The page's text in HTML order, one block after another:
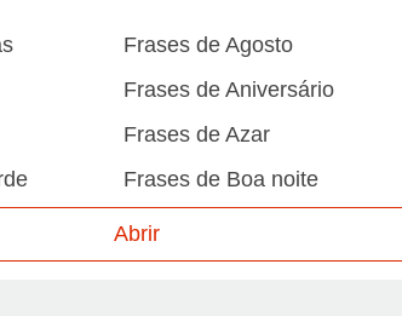
Frases de Agosto
Frases de Aniversário
Frases de Azar
Frases de Boa noite
Frases de Caráter
Frases de Dezembro
Abrir